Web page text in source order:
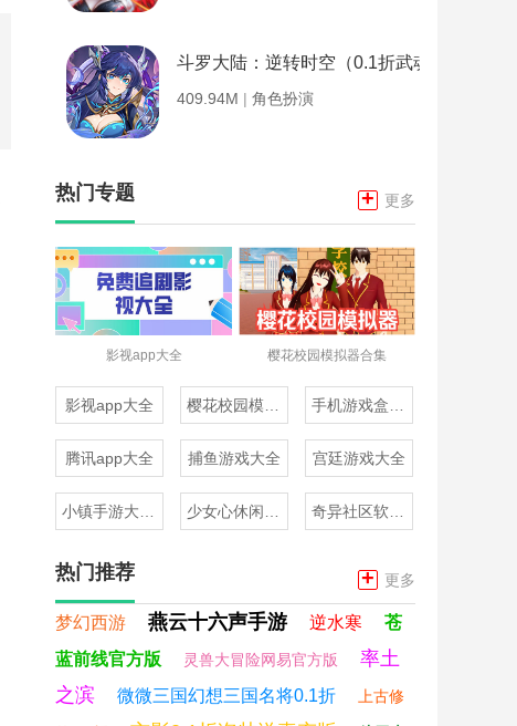
斗罗大陆：逆转时空（0.1折武魂觉醒）
409.94M | 角色扮演
热门专题 + 更多
影视app大全 樱花校园模拟器合集
影视app大全
腾讯app大全 捕鱼游戏大全 宫廷游戏大全
热门推荐 + 更多
梦幻西游 燕云十六声手游 逆水寒
苍
蓝前线官方版
灵兽大冒险网易官方版
率土
之滨
微微三国幻想三国名将0.1折 上古修